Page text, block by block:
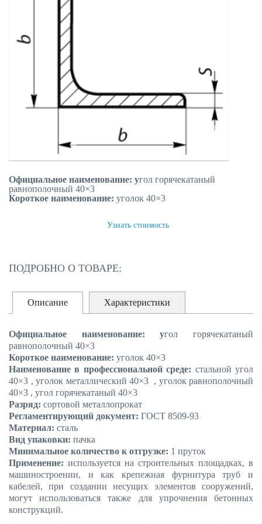
Официальное наименование: угол горячекатаный
равнополочный 40×3
Короткое наименование: уголок 40×3
Узнать стоимость
ПОДРОБНО О ТОВАРЕ:
Описание Характеристики
Официальное наименование: угол горячекатаный
равнополочный 40×3
Короткое наименование: уголок 40×3
Наименование в профессиональной среде: стальной угол
40×3 , уголок металлический 40×3 , уголок равнополочный
40×3 , угол горячекатаный 40×3
Разряд: сортовой металлопрокат
Регламентирующий документ: ГОСТ 8509-93
Материал: сталь
Вид упаковки: пачка
Минимальное количество к отгрузке: 1 пруток
Применение: используется на строительных площадках, в
машиностроении, и как крепежная фурнитура труб и
кабелей, при создании несущих элементов сооружений,
могут использоваться также для упрочнения бетонных
конструкций.